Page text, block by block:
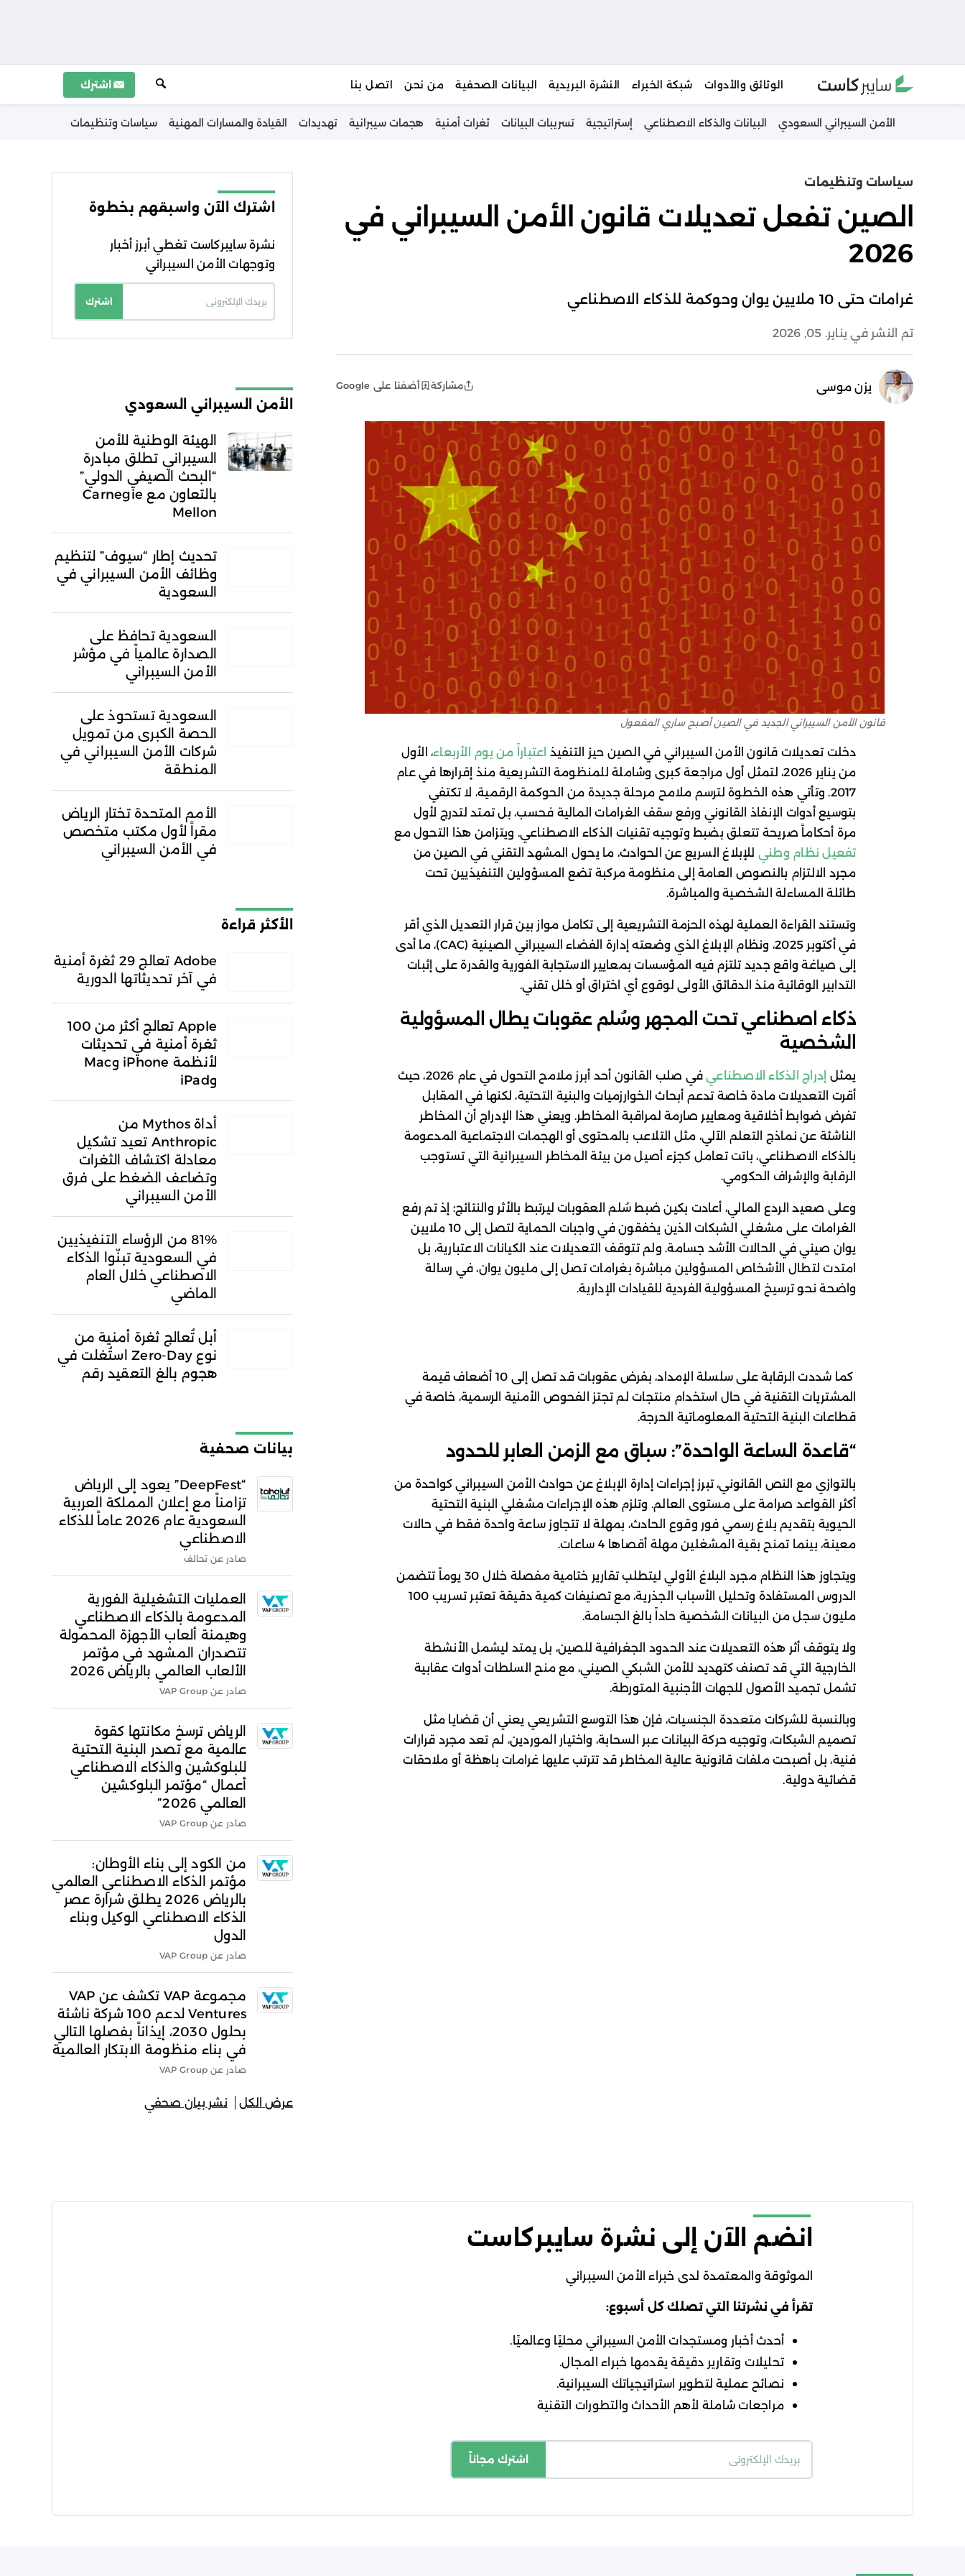
الوثائق والأدوات شبكة الخبراء النشرة البريدية البيانات الصحفية من نحن اتصل بنا اشترك يبحث
الأمن السيبراني السعودي البيانات والذكاء الاصطناعي إستراتيجية تسريبات البيانات ثغرات أمنية هجمات سيبرانية تهديدات القيادة والمسارات المهنية سياسات وتنظيمات
سياسات وتنظيمات
الصين تفعل تعديلات قانون الأمن السيبراني في
2026
غرامات حتى 10 ملايين يوان وحوكمة للذكاء الاصطناعي
تم النشر في يناير. 05, 2026
يزن موسى مشاركة أضفنا على Google
قانون الأمن السيبراني الجديد في الصين أصبح ساري المفعول
دخلت تعديلات قانون الأمن السيبراني في الصين حيز التنفيذ اعتباراً من يوم الأربعاء، الأول
من يناير 2026، لتمثل أول مراجعة كبرى وشاملة للمنظومة التشريعية منذ إقرارها في عام
2017. وتأتي هذه الخطوة لترسم ملامح مرحلة جديدة من الحوكمة الرقمية، لا تكتفي
بتوسيع أدوات الإنفاذ القانوني ورفع سقف الغرامات المالية فحسب، بل تمتد لتدرج لأول
مرة أحكاماً صريحة تتعلق بضبط وتوجيه تقنيات الذكاء الاصطناعي. ويتزامن هذا التحول مع
تفعيل نظام وطني للإبلاغ السريع عن الحوادث، ما يحول المشهد التقني في الصين من
مجرد الالتزام بالنصوص العامة إلى منظومة مركبة تضع المسؤولين التنفيذيين تحت
طائلة المساءلة الشخصية والمباشرة.
وتستند القراءة العملية لهذه الحزمة التشريعية إلى تكامل مواز بين قرار التعديل الذي أقر
في أكتوبر 2025، ونظام الإبلاغ الذي وضعته إدارة الفضاء السيبراني الصينية (CAC)، ما أدى
إلى صياغة واقع جديد تلتزم فيه المؤسسات بمعايير الاستجابة الفورية والقدرة على إثبات
التدابير الوقائية منذ الدقائق الأولى لوقوع أي اختراق أو خلل تقني.
ذكاء اصطناعي تحت المجهر وسُلم عقوبات يطال المسؤولية
الشخصية
يمثل إدراج الذكاء الاصطناعي
في صلب القانون أحد أبرز ملامح التحول في عام 2026، حيث
أقرت التعديلات مادة خاصة تدعم أبحاث الخوارزميات والبنية التحتية، لكنها في المقابل
تفرض ضوابط أخلاقية ومعايير صارمة لمراقبة المخاطر. ويعني هذا الإدراج أن المخاطر
الناشئة عن نماذج التعلم الآلي، مثل التلاعب بالمحتوى أو الهجمات الاجتماعية المدعومة
بالذكاء الاصطناعي، باتت تعامل كجزء أصيل من بيئة المخاطر السيبرانية التي تستوجب
الرقابة والإشراف الحكومي.
وعلى صعيد الردع المالي، أعادت بكين ضبط سُلم العقوبات ليرتبط بالأثر والنتائج؛ إذ تم رفع
الغرامات على مشغلي الشبكات الذين يخفقون في واجبات الحماية لتصل إلى 10 ملايين
يوان صيني في الحالات الأشد جسامة. ولم تتوقف التعديلات عند الكيانات الاعتبارية، بل
امتدت لتطال الأشخاص المسؤولين مباشرة بغرامات تصل إلى مليون يوان، في رسالة
واضحة نحو ترسيخ المسؤولية الفردية للقيادات الإدارية.
كما شددت الرقابة على سلسلة الإمداد، بفرض عقوبات قد تصل إلى 10 أضعاف قيمة
المشتريات التقنية في حال استخدام منتجات لم تجتز الفحوص الأمنية الرسمية، خاصة في
قطاعات البنية التحتية المعلوماتية الحرجة.
“قاعدة الساعة الواحدة”: سباق مع الزمن العابر للحدود
بالتوازي مع النص القانوني، تبرز إجراءات إدارة الإبلاغ عن حوادث الأمن السيبراني كواحدة من
أكثر القواعد صرامة على مستوى العالم. وتلزم هذه الإجراءات مشغلي البنية التحتية
الحيوية بتقديم بلاغ رسمي فور وقوع الحادث، بمهلة لا تتجاوز ساعة واحدة فقط في حالات
معينة، بينما تمنح بقية المشغلين مهلة أقصاها 4 ساعات.
ويتجاوز هذا النظام مجرد البلاغ الأولي ليتطلب تقارير ختامية مفصلة خلال 30 يوماً تتضمن
الدروس المستفادة وتحليل الأسباب الجذرية، مع تصنيفات كمية دقيقة تعتبر تسريب 100
مليون سجل من البيانات الشخصية حاداً بالغ الجسامة.
ولا يتوقف أثر هذه التعديلات عند الحدود الجغرافية للصين، بل يمتد ليشمل الأنشطة
الخارجية التي قد تصنف كتهديد للأمن الشبكي الصيني، مع منح السلطات أدوات عقابية
تشمل تجميد الأصول للجهات الأجنبية المتورطة.
وبالنسبة للشركات متعددة الجنسيات، فإن هذا التوسع التشريعي يعني أن قضايا مثل
تصميم الشبكات، وتوجيه حركة البيانات عبر السحابة، واختيار الموردين، لم تعد مجرد قرارات
فنية، بل أصبحت ملفات قانونية عالية المخاطر قد تترتب عليها غرامات باهظة أو ملاحقات
قضائية دولية.
اشترك الآن واسبقهم بخطوة
نشرة سايبركاست تغطي أبرز أخبار
وتوجهات الأمن السيبراني
اشترك
الخصوصية
الأمن السيبراني السعودي
الهيئة الوطنية للأمن
السيبراني تطلق مبادرة
“البحث الصيفي الدولي”
بالتعاون مع Carnegie
Mellon
تحديث إطار “سيوف” لتنظيم
وظائف الأمن السيبراني في
السعودية
السعودية تحافظ على
الصدارة عالمياً في مؤشر
الأمن السيبراني
السعودية تستحوذ على
الحصة الكبرى من تمويل
شركات الأمن السيبراني في
المنطقة
الأمم المتحدة تختار الرياض
مقراً لأول مكتب متخصص
في الأمن السيبراني
الأكثر قراءة
Adobe تعالج 29 ثغرة أمنية
في آخر تحديثاتها الدورية
Apple تعالج أكثر من 100
ثغرة أمنية في تحديثات
لأنظمة iPhone وMac
وiPad
أداة Mythos من
Anthropic تعيد تشكيل
معادلة اكتشاف الثغرات
وتضاعف الضغط على فرق
الأمن السيبراني
81% من الرؤساء التنفيذيين
في السعودية تبنّوا الذكاء
الاصطناعي خلال العام
الماضي
أبل تُعالج ثغرة أمنية من
نوع Zero-Day استُغلت في
هجوم بالغ التعقيد رقم
بيانات صحفية
“DeepFest” يعود إلى الرياض
تزامناً مع إعلان المملكة العربية
السعودية عام 2026 عاماً للذكاء
الاصطناعي
صادر عن تحالف
العمليات التشغيلية الفورية
المدعومة بالذكاء الاصطناعي
وهيمنة ألعاب الأجهزة المحمولة
تتصدران المشهد في مؤتمر
الألعاب العالمي بالرياض 2026
صادر عن VAP Group
الرياض ترسخ مكانتها كقوة
عالمية مع تصدر البنية التحتية
للبلوكشين والذكاء الاصطناعي
أعمال “مؤتمر البلوكشين
العالمي 2026”
صادر عن VAP Group
من الكود إلى بناء الأوطان:
مؤتمر الذكاء الاصطناعي العالمي
بالرياض 2026 يطلق شرارة عصر
الذكاء الاصطناعي الوكيل وبناء
الدول
صادر عن VAP Group
مجموعة VAP تكشف عن VAP
Ventures لدعم 100 شركة ناشئة
بحلول 2030، إيذاناً بفصلها التالي
في بناء منظومة الابتكار العالمية
صادر عن VAP Group
عرض الكل نشر بيان صحفي
انضم الآن إلى نشرة سايبركاست
الموثوقة والمعتمدة لدى خبراء الأمن السيبراني
تقرأ في نشرتنا التي تصلك كل أسبوع:
أحدث أخبار ومستجدات الأمن السيبراني محليًا وعالميًا.
تحليلات وتقارير دقيقة يقدمها خبراء المجال.
نصائح عملية لتطوير استراتيجياتك السيبرانية.
مراجعات شاملة لأهم الأحداث والتطورات التقنية
اشترك مجاناً